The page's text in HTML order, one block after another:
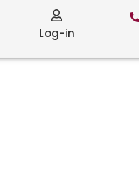
Log-in